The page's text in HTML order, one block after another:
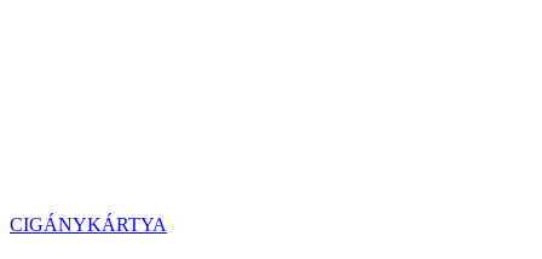
CIGÁNYKÁRTYA